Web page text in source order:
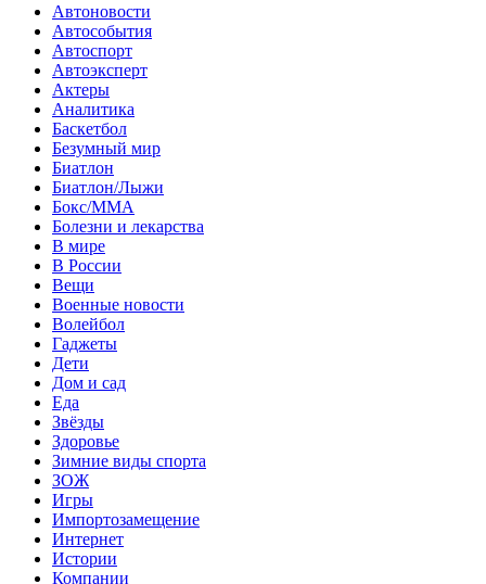
Автоновости
Автособытия
Автоспорт
Автоэксперт
Актеры
Аналитика
Баскетбол
Безумный мир
Биатлон
Биатлон/Лыжи
Бокс/MMA
Болезни и лекарства
В мире
В России
Вещи
Военные новости
Волейбол
Гаджеты
Дети
Дом и сад
Еда
Звёзды
Здоровье
Зимние виды спорта
ЗОЖ
Игры
Импортозамещение
Интернет
Истории
Компании